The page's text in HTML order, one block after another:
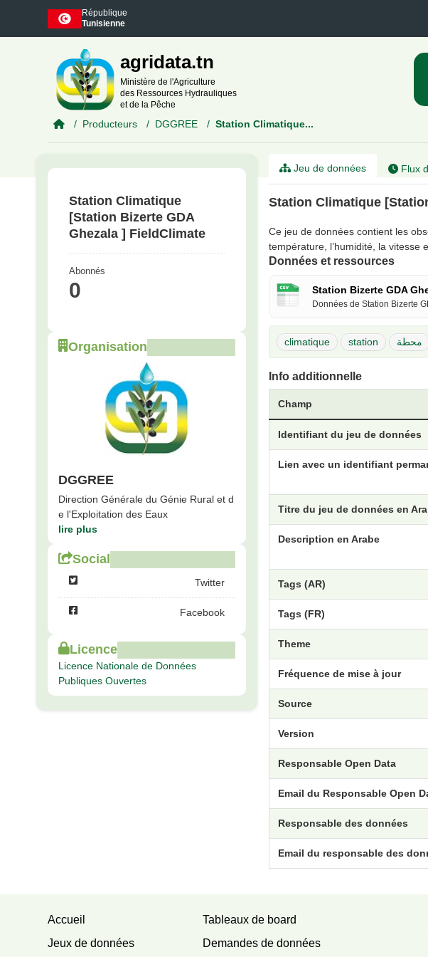
Skip to main content
République
Tunisienne
agridata.tn
Ministère de l'Agriculture
des Ressources Hydrauliques
et de la Pêche
Producteurs DGGREE Station Climatique...
Station Climatique
[Station Bizerte GDA
Ghezala ] FieldClimate
Abonnés
0
Organisation
DGGREE
Direction Générale du Génie Rural et d
e l'Exploitation des Eaux
lire plus
Social
Twitter
Facebook
Licence
Licence Nationale de Données
Publiques Ouvertes
Jeu de données Flux
Station Climatique
Ce jeu de données contient les
température, l’humidité, la vitesse
Données et ressources
Station Bizerte GDA
Données de Station Bizerte
climatique station محطة
Info additionnelle
Champ
Identifiant du jeu de données
Lien avec un identifiant
Titre du jeu de données en
Description en Arabe
Tags (AR)
Tags (FR)
Theme
Fréquence de mise à jour
Source
Version
Responsable Open Data
Email du Responsable Open
Responsable des données
Email du responsable des
Accueil
Jeux de données
Tableaux de board
Demandes de données